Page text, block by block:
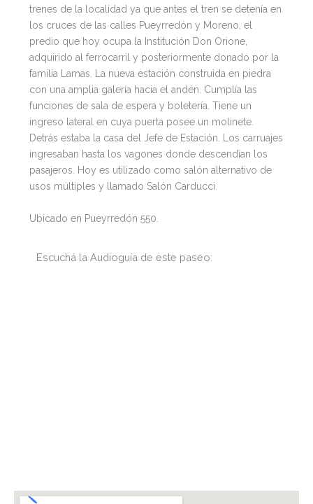
trenes de la localidad ya que antes el tren se detenía en
los cruces de las calles Pueyrredón y Moreno, el
predio que hoy ocupa la Institución Don Orione,
adquirido al ferrocarril y posteriormente donado por la
familia Lamas. La nueva estación construida en piedra
con una amplia galería hacia el andén. Cumplía las
funciones de sala de espera y boletería. Tiene un
ingreso lateral en cuya puerta posee un molinete.
Detrás estaba la casa del Jefe de Estación. Los carruajes
ingresaban hasta los vagones donde descendían los
pasajeros. Hoy es utilizado como salón alternativo de
usos múltiples y llamado Salón Carducci.
Ubicado en Pueyrredón 550.
Escuchá la Audioguía de este paseo: